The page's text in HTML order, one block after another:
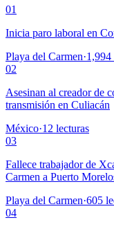
01
Inicia paro laboral en
Playa del Carmen·1,994
02
Asesinan al creador de
transmisión en Culiacán
México·12 lecturas
03
Fallece trabajador de
Carmen a Puerto
Playa del Carmen·605
04